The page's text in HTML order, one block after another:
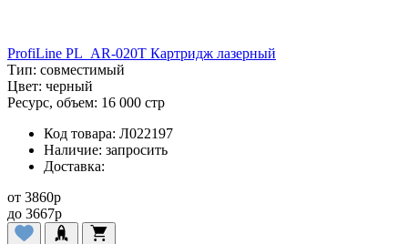
ProfiLine PL_AR-020T Картридж лазерный
Тип: совместимый
Цвет: черный
Ресурс, объем: 16 000 стр
Код товара: Л022197
Наличие: запросить
Доставка:
от 3860p
до 3667p